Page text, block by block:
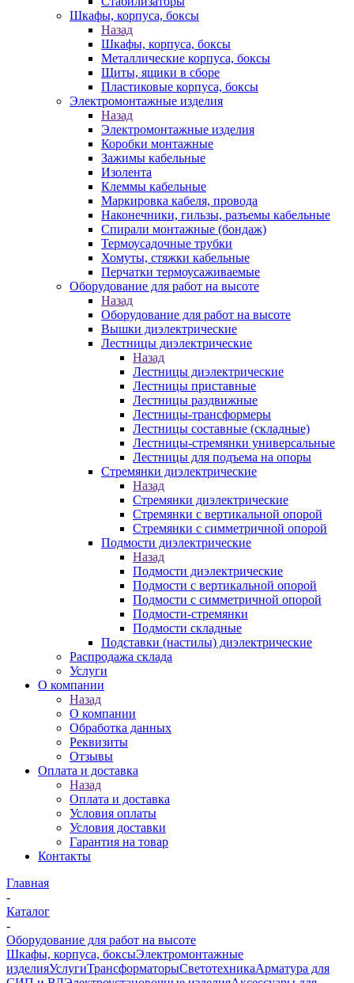
Шкафы, корпуса, боксы
Назад
Шкафы, корпуса, боксы
Металлические корпуса, боксы
Щиты, ящики в сборе
Пластиковые корпуса, боксы
Электромонтажные изделия
Назад
Электромонтажные изделия
Коробки монтажные
Зажимы кабельные
Изолента
Клеммы кабельные
Маркировка кабеля, провода
Наконечники, гильзы, разъемы кабельные
Спирали монтажные (бондаж)
Термоусадочные трубки
Хомуты, стяжки кабельные
Перчатки термоусаживаемые
Оборудование для работ на высоте
Назад
Оборудование для работ на высоте
Вышки диэлектрические
Лестницы диэлектрические
Назад
Лестницы диэлектрические
Лестницы приставные
Лестницы раздвижные
Лестницы-трансформеры
Лестницы составные (складные)
Лестницы-стремянки универсальные
Лестницы для подъема на опоры
Стремянки диэлектрические
Назад
Стремянки диэлектрические
Стремянки с вертикальной опорой
Стремянки с симметричной опорой
Подмости диэлектрические
Назад
Подмости диэлектрические
Подмости с вертикальной опорой
Подмости с симметричной опорой
Подмости-стремянки
Подмости складные
Подставки (настилы) диэлектрические
Распродажа склада
Услуги
О компании
Назад
О компании
Обработка данных
Реквизиты
Отзывы
Оплата и доставка
Назад
Оплата и доставка
Условия оплаты
Условия доставки
Гарантия на товар
Контакты
Главная
-
Каталог
-
Оборудование для работ на высоте
Шкафы, корпуса, боксыЭлектромонтажные
изделияУслугиТрансформаторыСветотехникаАрматура для